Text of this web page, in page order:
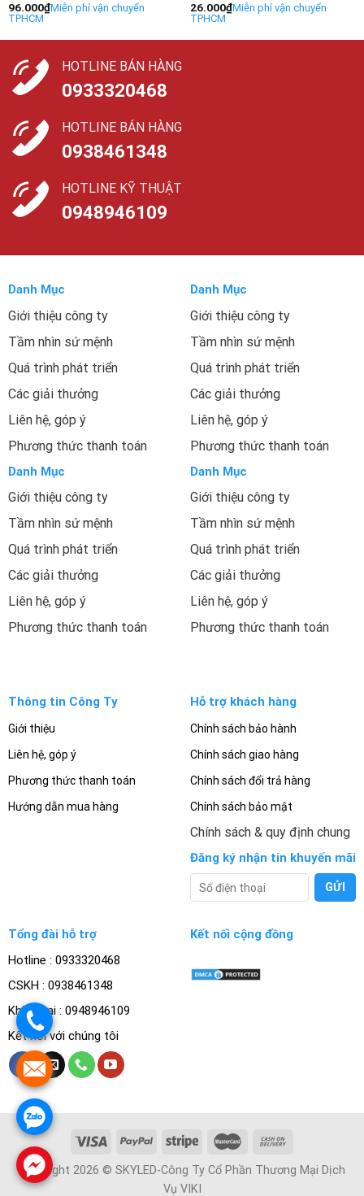
96.000₫ 26.000₫
HOTLINE BÁN HÀNG
0933320468
HOTLINE BÁN HÀNG
0938461348
HOTLINE KỸ THUẬT
0948946109
Danh Mục
Giới thiệu công ty
Tầm nhìn sứ mệnh
Quá trình phát triển
Các giải thưởng
Liên hệ, góp ý
Phương thức thanh toán
Danh Mục
Giới thiệu công ty
Tầm nhìn sứ mệnh
Quá trình phát triển
Các giải thưởng
Liên hệ, góp ý
Phương thức thanh toán
Danh Mục
Giới thiệu công ty
Tầm nhìn sứ mệnh
Quá trình phát triển
Các giải thưởng
Liên hệ, góp ý
Phương thức thanh toán
Danh Mục
Giới thiệu công ty
Tầm nhìn sứ mệnh
Quá trình phát triển
Các giải thưởng
Liên hệ, góp ý
Phương thức thanh toán
Thông tin Công Ty
Giới thiệu
Liên hệ, góp ý
Phương thức thanh toán
Hướng dẫn mua hàng
Hỗ trợ khách hàng
Chính sách bảo hành
Chính sách giao hàng
Chính sách đổi trả hàng
Chính sách bảo mật
Chính sách & quy định chung
Đăng ký nhận tin khuyến mãi
Tổng đài hỗ trợ
Hotline : 0933320468
CSKH : 0938461348
Khiếu nại : 0948946109
Kết nối với chúng tôi
Kết nối cộng đồng
Copyright 2026 © SKYLED-Công Ty Cổ Phần Thương Mại Dịch
Vụ VIKI
.
.
.
.